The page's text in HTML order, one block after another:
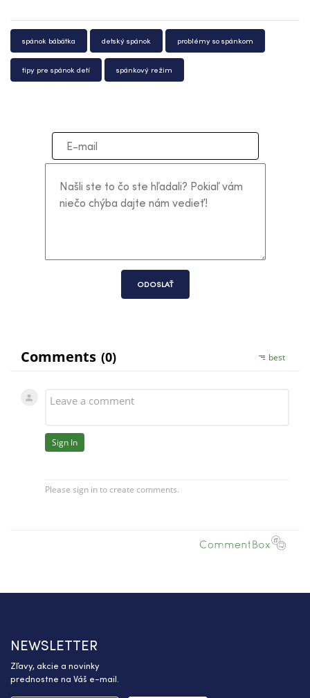
spánok bábätka detský spánok problémy so spánkom
tipy pre spánok detí spánkový režim
ODOSLAŤ
NEWSLETTER
Zľavy, akcie a novinky
prednostne na Váš e-mail.